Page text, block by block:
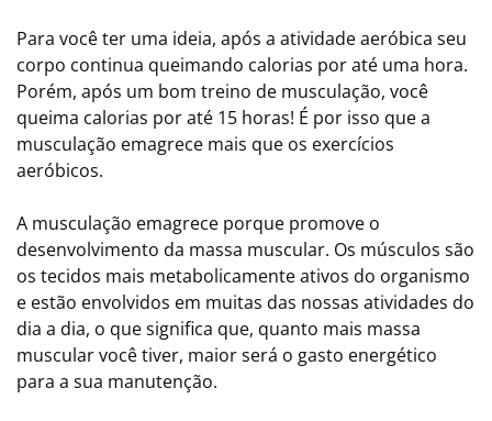
Para você ter uma ideia, após a atividade aeróbica seu
corpo continua queimando calorias por até uma hora.
Porém, após um bom treino de musculação, você
queima calorias por até 15 horas! É por isso que a
musculação emagrece mais que os exercícios
aeróbicos.
A musculação emagrece porque promove o
desenvolvimento da massa muscular. Os músculos são
os tecidos mais metabolicamente ativos do organismo
e estão envolvidos em muitas das nossas atividades do
dia a dia, o que significa que, quanto mais massa
muscular você tiver, maior será o gasto energético
para a sua manutenção.